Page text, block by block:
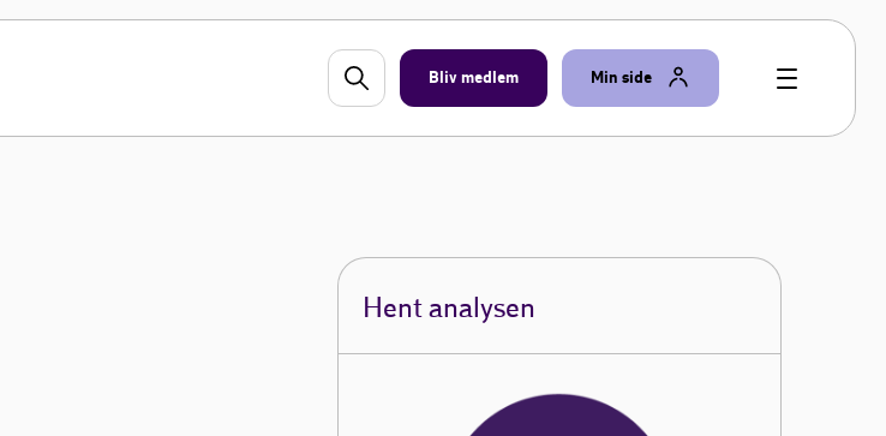
Bliv medlem Min side
Hent analysen